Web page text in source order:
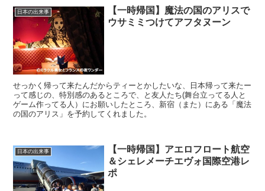
日本の出来事
【一時帰国】魔法の国のアリスで
ウサミミつけてアフタヌーン
せっかく帰って来たんだからティーとかしたいな、日本帰って来たー
って感じの、特別感のあるところで、と友人たち(舞台立ってる人と
ゲーム作ってる人）にお願いしたところ、新宿（また）にある「魔法
の国のアリス」を予約してくれました。
日本の出来事
【一時帰国】アエロフロート航空
＆シェレメーチエヴォ国際空港レ
ポ